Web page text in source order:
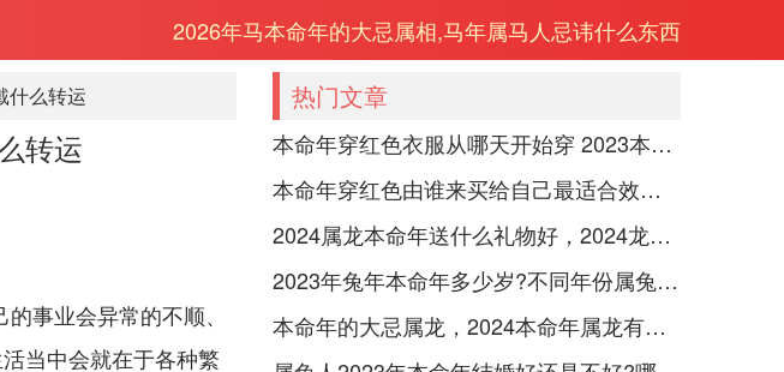
2026年马本命年的大忌属相,马年属马人忌讳什么东西
什么转运
转运
事业会异常的不顺、
当中会就在于各种繁
热门文章
本命年穿红色衣服从哪天开始穿 2023本命年每天穿红
本命年穿红色由谁来买给自己最适合效果最好
2024属龙本命年送什么礼物好，2024龙年适合的本命年旺运礼物
2023年兔年本命年多少岁?不同年份属兔人如何化解太岁？
本命年的大忌属龙，2024本命年属龙有哪些忌讳